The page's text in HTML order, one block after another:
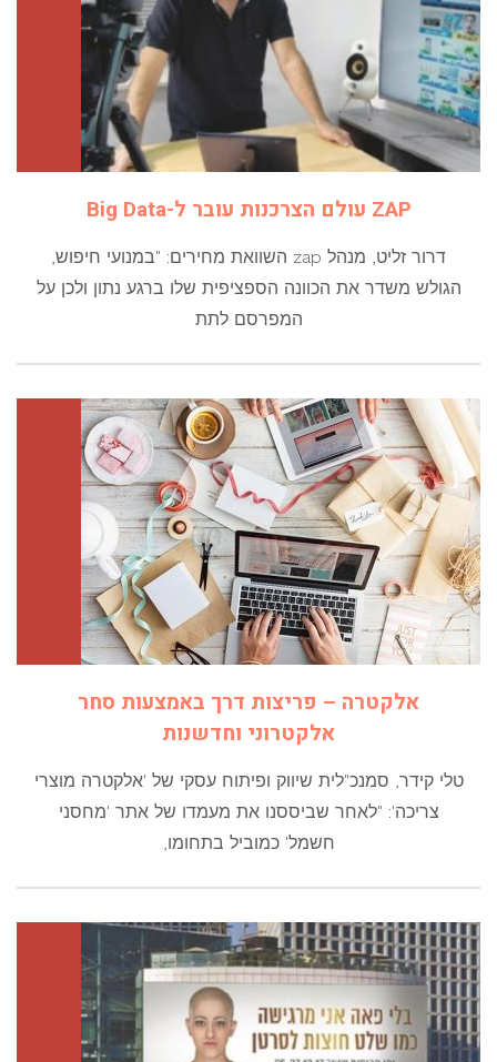
ZAP עולם הצרכנות עובר ל-Big Data
דרור זליט, מנהל zap השוואת מחירים: "במנועי חיפוש,
הגולש משדר את הכוונה הספציפית שלו ברגע נתון ולכן על
המפרסם לתת
אלקטרה – פריצות דרך באמצעות סחר
אלקטרוני וחדשנות
טלי קידר, סמנכ"לית שיווק ופיתוח עסקי של 'אלקטרה מוצרי
צריכה': "לאחר שביססנו את מעמדו של אתר 'מחסני
חשמל' כמוביל בתחומו,